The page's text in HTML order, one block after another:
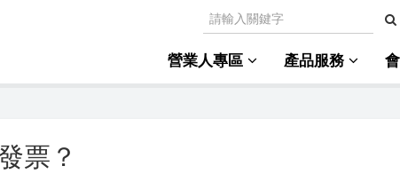
營業人專區 產品服務
票？